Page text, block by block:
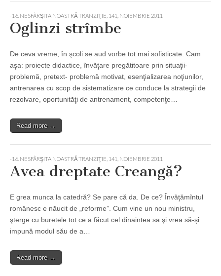
-16. NESFÂRŞITA NOASTRĂ TRANZIŢIE 141, NOIEMBRIE 2011
Oglinzi strîmbe
De ceva vreme, în şcoli se aud vorbe tot mai sofisticate. Cam
aşa: proiecte didactice, învăţare pregătitoare prin situaţii-
problemă, pretext- problemă motivat, esenţializarea noţiunilor,
antrenarea cu scop de sistematizare ce conduce la strategii de
rezolvare, oportunităţi de antrenament, competenţe…
Read more →
-16. NESFÂRŞITA NOASTRĂ TRANZIŢIE 141, NOIEMBRIE 2011
Avea dreptate Creangă?
E grea munca la catedră? Se pare că da. De ce? Învăţămîntul
românesc e năucit de „reforme”. Cum vine un nou ministru,
şterge cu buretele tot ce a făcut cel dinaintea sa şi vrea să-şi
impună modul său de a…
Read more →